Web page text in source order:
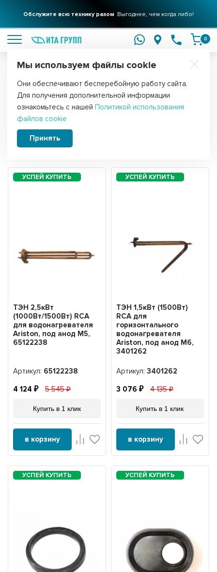
Обслужите всю технику разом Выгоднее, чем когда либо!
0
Главная ТЭНы
ТЭНы RCA
Сортировать:
ТЭН 2,5кВт
(1000Вт/1500Вт) RCA
для водонагревателя
Ariston, под анод М5,
65122238
Артикул: 65122238
4 124 5 545
Купить в 1 клик
в корзину
ТЭН 1,5кВт (1500Вт)
RCA для
горизонтального
водонагревателя
Ariston, под анод М6,
3401262
Артикул: 3401262
3 076 4 135
Купить в 1 клик
в корзину
Мы используем файлы cookie
Они обеспечивают бесперебойную работу сайта.
Для получения дополнительной информации
ознакомьтесь с нашей Политикой использования
файлов cookie
Принять